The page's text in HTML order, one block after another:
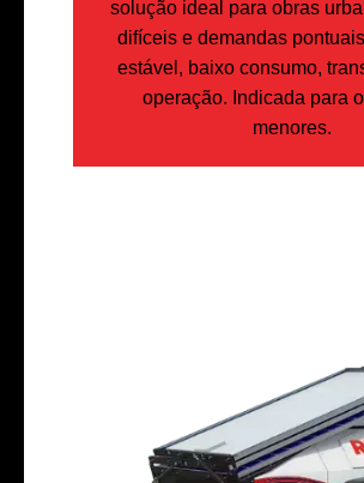
solução ideal para obras
difíceis e demandas
estável, baixo consumo,
operação. Indicada para
menores.